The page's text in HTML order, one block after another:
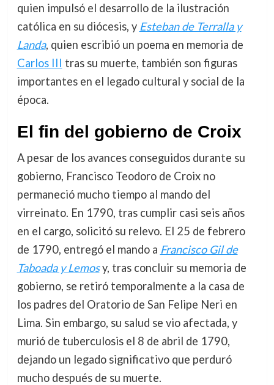
quien impulsó el desarrollo de la ilustración
católica en su diócesis, y Esteban de Terralla y
Landa, quien escribió un poema en memoria de
Carlos III tras su muerte, también son figuras
importantes en el legado cultural y social de la
época.
El fin del gobierno de Croix
A pesar de los avances conseguidos durante su
gobierno, Francisco Teodoro de Croix no
permaneció mucho tiempo al mando del
virreinato. En 1790, tras cumplir casi seis años
en el cargo, solicitó su relevo. El 25 de febrero
de 1790, entregó el mando a Francisco Gil de
Taboada y Lemosy, tras concluir su memoria de
gobierno, se retiró temporalmente a la casa de
los padres del Oratorio de San Felipe Neri en
Lima. Sin embargo, su salud se vio afectada, y
murió de tuberculosis el 8 de abril de 1790,
dejando un legado significativo que perduró
mucho después de su muerte.